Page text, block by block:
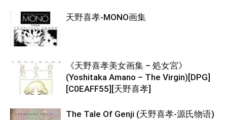
天野喜孝-MONO画集
《天野喜孝美女画集 – 処女宮》
(Yoshitaka Amano – The Virgin)[DPG]
[C0EAFF55][天野喜孝]
The Tale Of Genji (天野喜孝-源氏物语)